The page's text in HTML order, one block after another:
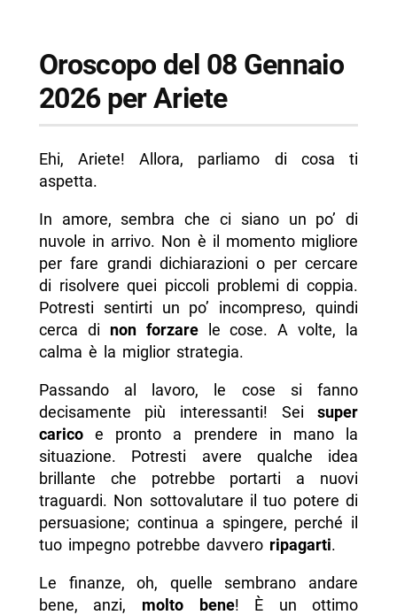
Oroscopo del 08 Gennaio
2026 per Ariete
Ehi, Ariete! Allora, parliamo di cosa ti
aspetta.
In amore, sembra che ci siano un po’ di
nuvole in arrivo. Non è il momento migliore
per fare grandi dichiarazioni o per cercare
di risolvere quei piccoli problemi di coppia.
Potresti sentirti un po’ incompreso, quindi
cerca di non forzarele cose. A volte, la
calma è la miglior strategia.
Passando al lavoro, le cose si fanno
decisamente più interessanti! Seisuper
caricoe pronto a prendere in mano la
situazione. Potresti avere qualche idea
brillante che potrebbe portarti a nuovi
traguardi. Non sottovalutare il tuo potere di
persuasione; continua a spingere, perché il
tuo impegno potrebbe davvero ripagarti.
Le finanze, oh, quelle sembrano andare
bene, anzi, molto bene! È un ottimo